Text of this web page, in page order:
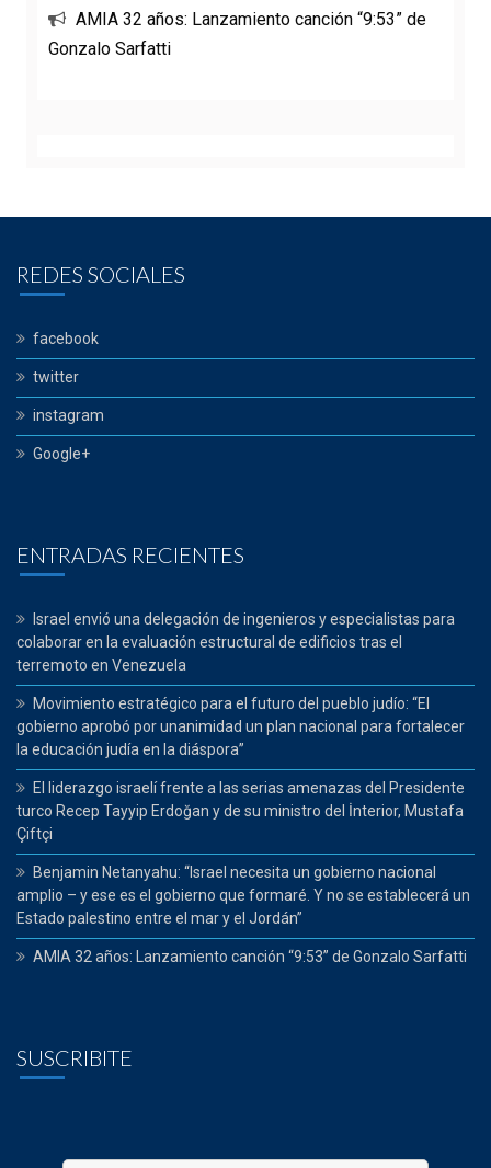
AMIA 32 años: Lanzamiento canción “9:53” de
Gonzalo Sarfatti
REDES SOCIALES
facebook
twitter
instagram
Google+
ENTRADAS RECIENTES
Israel envió una delegación de ingenieros y especialistas para
colaborar en la evaluación estructural de edificios tras el
terremoto en Venezuela
Movimiento estratégico para el futuro del pueblo judío: “El
gobierno aprobó por unanimidad un plan nacional para fortalecer
la educación judía en la diáspora”
El liderazgo israelí frente a las serias amenazas del Presidente
turco Recep Tayyip Erdoğan y de su ministro del İnterior, Mustafa
Çiftçi
Benjamin Netanyahu: “Israel necesita un gobierno nacional
amplio – y ese es el gobierno que formaré. Y no se establecerá un
Estado palestino entre el mar y el Jordán”
AMIA 32 años: Lanzamiento canción “9:53” de Gonzalo Sarfatti
SUSCRIBITE